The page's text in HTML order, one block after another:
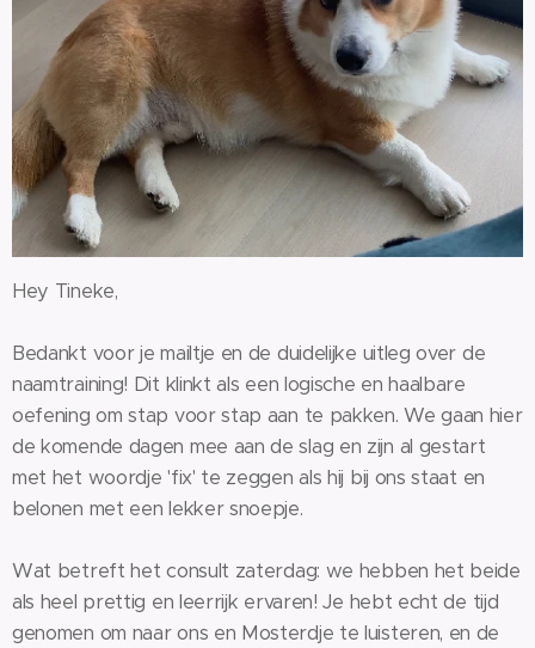
Hey Tineke,
Bedankt voor je mailtje en de duidelijke uitleg over de
naamtraining! Dit klinkt als een logische en haalbare
oefening om stap voor stap aan te pakken. We gaan hier
de komende dagen mee aan de slag en zijn al gestart
met het woordje 'fix' te zeggen als hij bij ons staat en
belonen met een lekker snoepje.
Wat betreft het consult zaterdag: we hebben het beide
als heel prettig en leerrijk ervaren! Je hebt echt de tijd
genomen om naar ons en Mosterdje te luisteren, en de